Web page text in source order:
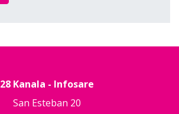
28 Kanala - Infosare
San Esteban 20